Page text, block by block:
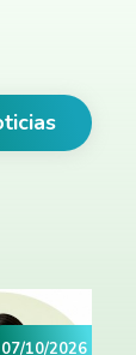
07/10/2026